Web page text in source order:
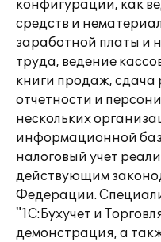
конфигурации, как
средств и
заработной платы и
труда, ведение
книги продаж, сдача
отчетности и
нескольких
информационной
налоговый учет
действующим
Федерации.
"1С:Бухучет и
демонстрация, а